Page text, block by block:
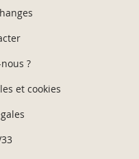
?
et cookies